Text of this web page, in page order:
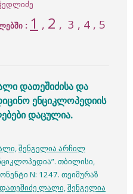
: 1 , 2 , 3 , 4 , 5
დათეშიძისა და
ენციკლოპედიის
დაცულია.
შენგელია არჩილ
თბილისი,
N: 1247. თეიმურაზ
დათეშიძე ლალი,შენგელია